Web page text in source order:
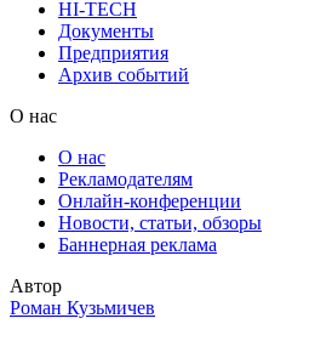
HI-TECH
Документы
Предприятия
Архив событий
О нас
О нас
Рекламодателям
Онлайн-конференции
Новости, статьи, обзоры
Баннерная реклама
Автор
Роман Кузьмичев